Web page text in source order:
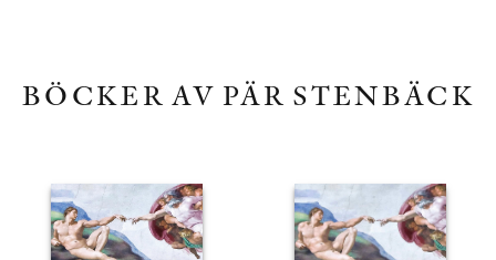
BÖCKER AV PÄR STENBÄCK